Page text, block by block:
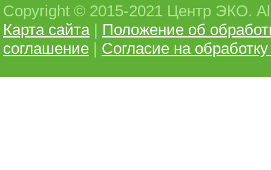
Copyright © 2015-2021 Центр ЭКО.
Карта сайта| Положение об
соглашение | Согласие на